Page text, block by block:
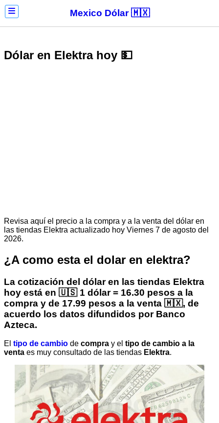
Mexico Dólar 🇲🇽
Dólar en Elektra hoy 💵
Revisa aquí el precio a la compra y a la venta del dólar en
las tiendas Elektra actualizado hoy Viernes 7 de agosto del
2026.
¿A como esta el dolar en elektra?
La cotización del dólar en las tiendas Elektra
hoy está en 🇺🇸 1 dólar = 16.30 pesos a la
compra y de 17.99 pesos a la venta 🇲🇽, de
acuerdo los datos difundidos por Banco
Azteca.
El tipo de cambio de compra y el tipo de cambio a la
venta es muy consultado de las tiendas Elektra.